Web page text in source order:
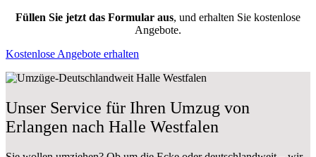
Füllen Sie jetzt das Formular aus, und erhalten Sie kostenlose
Angebote.
Kostenlose Angebote erhalten
Unser Service für Ihren Umzug von
Erlangen nach Halle Westfalen